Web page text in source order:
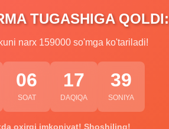
TUGASHIGA QOLDI:
narx 159000 so'mga ko'tariladi!
06
SOAT
17
DAQIQA
38
SONIYA
oxirgi imkoniyat! Shoshiling!